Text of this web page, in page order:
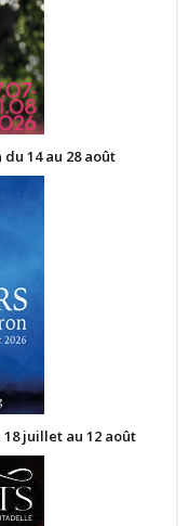
14 au 28 août
juillet au 12 août